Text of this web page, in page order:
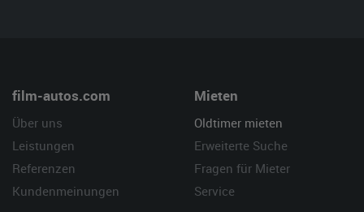
film-autos.com
Über uns
Leistungen
Referenzen
Kundenmeinungen
Mieten
Oldtimer mieten
Erweiterte Suche
Fragen für Mieter
Service